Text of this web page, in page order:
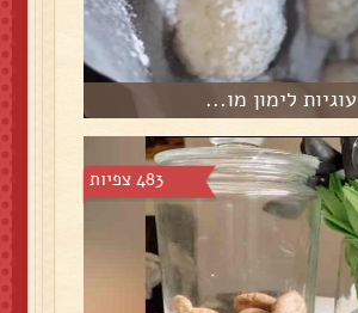
עוגיות לימון מו...
483 צפיות